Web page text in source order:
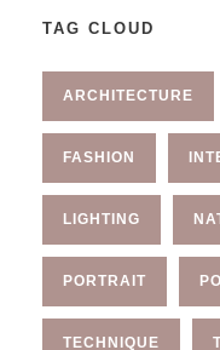
TAG CLOUD
ARCHITECTURE
FASHION
LIGHTING
PORTRAIT
TECHNIQUE